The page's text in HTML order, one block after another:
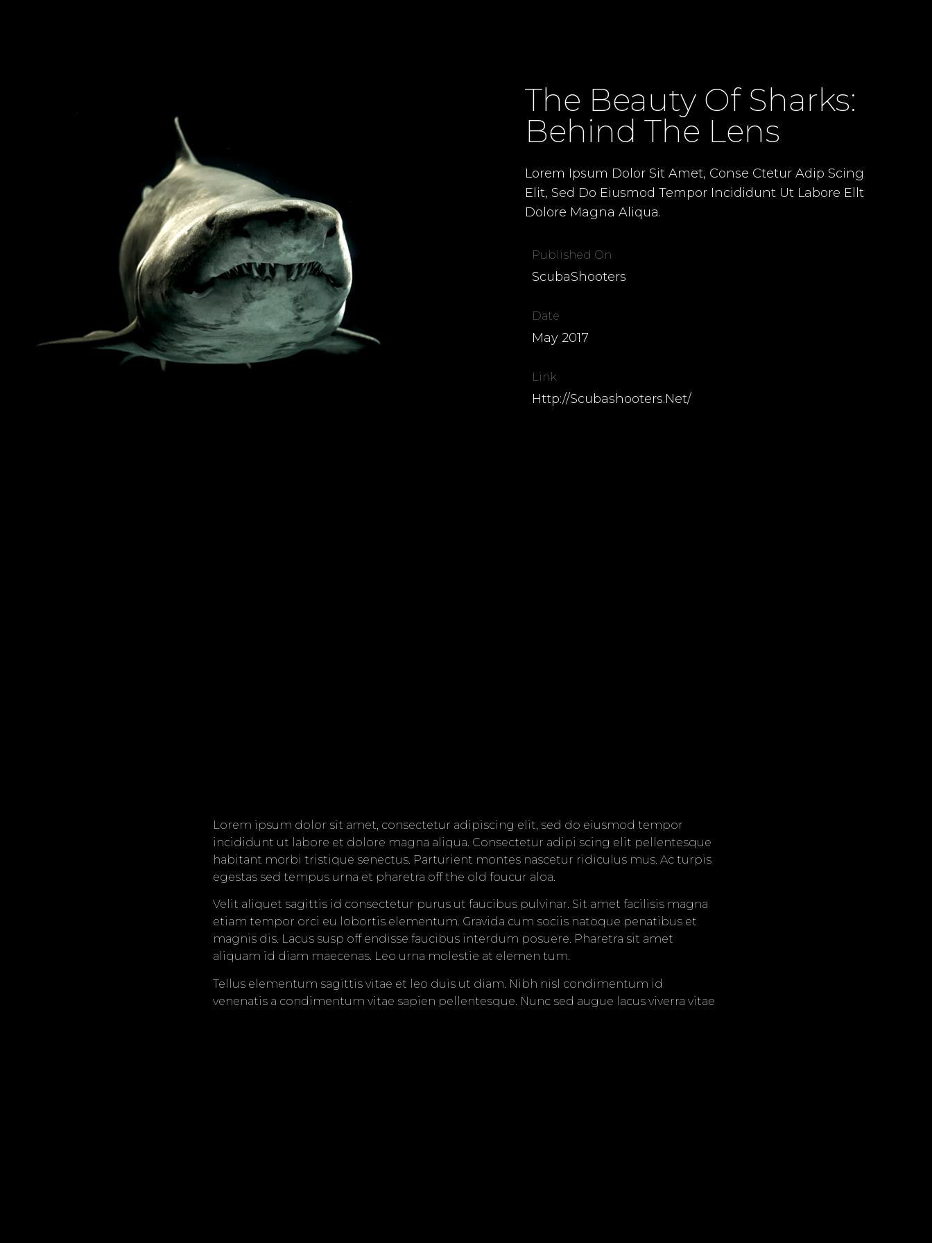
The Beauty Of Sharks:
Behind The Lens
Lorem Ipsum Dolor Sit Amet, Conse Ctetur Adip Scing
Elit, Sed Do Eiusmod Tempor Incididunt Ut Labore Ellt
Dolore Magna Aliqua.
Published On
ScubaShooters
Date
May 2017
Link
Http://scubashooters.net/
Lorem ipsum dolor sit amet, consectetur adipiscing elit, sed do eiusmod tempor
incididunt ut labore et dolore magna aliqua. Consectetur adipi scing elit pellentesque
habitant morbi tristique senectus. Parturient montes nascetur ridiculus mus. Ac turpis
egestas sed tempus urna et pharetra off the old foucur aloa.
Velit aliquet sagittis id consectetur purus ut faucibus pulvinar. Sit amet facilisis magna
etiam tempor orci eu lobortis elementum. Gravida cum sociis natoque penatibus et
magnis dis. Lacus susp off endisse faucibus interdum posuere. Pharetra sit amet
aliquam id diam maecenas. Leo urna molestie at elemen tum.
Tellus elementum sagittis vitae et leo duis ut diam. Nibh nisl condimentum id
venenatis a condimentum vitae sapien pellentesque. Nunc sed augue lacus viverra vitae
WILDLIFE └ GLOWING JELLYFISH
└ FLUTTERING BIRDS NATURE
└ BLOSSOMING FLOWERS PETS
└ VIVID PARROTS
└ BLACK & WHITE PORTRAITS
© 2026 All Rights Reserved